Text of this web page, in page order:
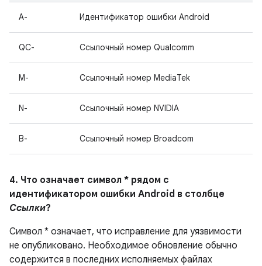
A- Идентификатор ошибки Android
QC- Ссылочный номер Qualcomm
M- Ссылочный номер MediaTek
N- Ссылочный номер NVIDIA
B- Ссылочный номер Broadcom
4. Что означает символ * рядом с
идентификатором ошибки Android в столбце
Ссылки?
Символ * означает, что исправление для уязвимости
не опубликовано. Необходимое обновление обычно
содержится в последних исполняемых файлах